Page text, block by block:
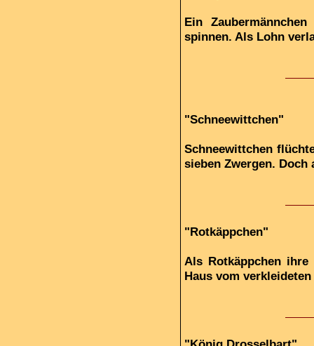
Ein
spinnen. Als Lohn
"Schneewittchen"
Schneewittchen
sieben Zwergen.
"Rotkäppchen"
Als Rotkäppchen
Haus vom